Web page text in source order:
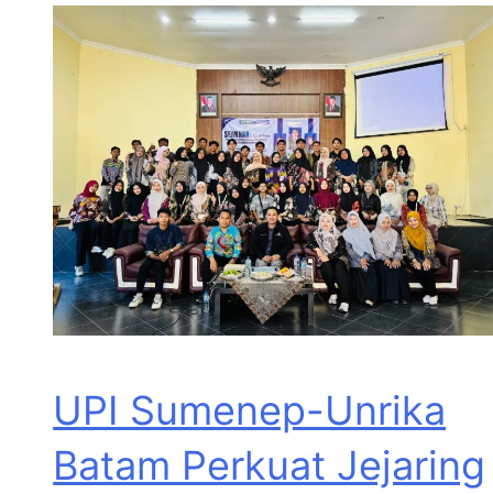
UPI Sumenep-Unrika
Batam Perkuat Jejaring